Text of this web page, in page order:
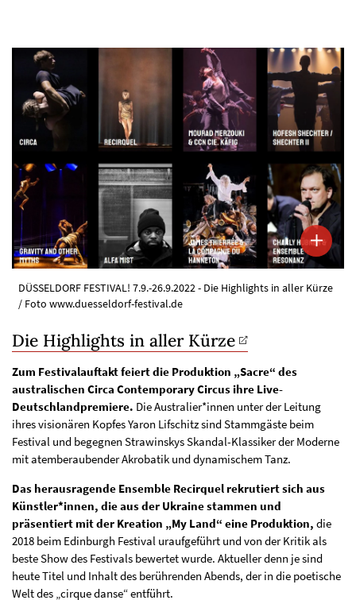
DÜSSELDORF FESTIVAL! 7.9.-26.9.2022 - Die Highlights in aller Kürze
/ Foto www.duesseldorf-festival.de
Die Highlights in aller Kürze
Zum Festivalauftakt feiert die Produktion „Sacre“ des
australischen Circa Contemporary Circus ihre Live-
Deutschlandpremiere. Die Australier*innen unter der Leitung
ihres visionären Kopfes Yaron Lifschitz sind Stammgäste beim
Festival und begegnen Strawinskys Skandal-Klassiker der Moderne
mit atemberaubender Akrobatik und dynamischem Tanz.
Das herausragende Ensemble Recirquel rekrutiert sich aus
Künstler*innen, die aus der Ukraine stammen und
präsentiert mit der Kreation „My Land“ eine Produktion, die
2018 beim Edinburgh Festival uraufgeführt und von der Kritik als
beste Show des Festivals bewertet wurde. Aktueller denn je sind
heute Titel und Inhalt des berührenden Abends, der in die poetische
Welt des „cirque danse“ entführt.